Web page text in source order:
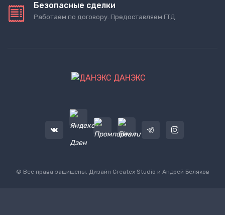
Безопасные сделки
Работаем по договору. Предоставляем ГТД.
ДАНЭКС
© Все права защищены. Дизайн Createx Studio и Андрей Беляков